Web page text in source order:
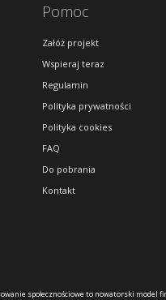
Pomoc
Załóż projekt
Wspieraj teraz
Regulamin
Polityka prywatności
Polityka cookies
FAQ
Do pobrania
Kontakt
społecznościowe to nowatorski model